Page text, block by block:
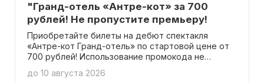
"Гранд-отель «Антре-кот» за 700
рублей! Не пропустите премьеру!
Приобретайте билеты на дебют спектакля
«Антре-кот Гранд-отель» по стартовой цене от
700 рублей! Использование промокода не
до 10 августа 2026